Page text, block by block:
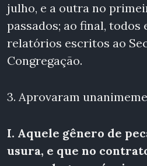
julho, e a outra no
passados; ao final, todos
relatórios escritos ao
Congregação.
3. Aprovaram
I. Aquele gênero de
usura, e que no